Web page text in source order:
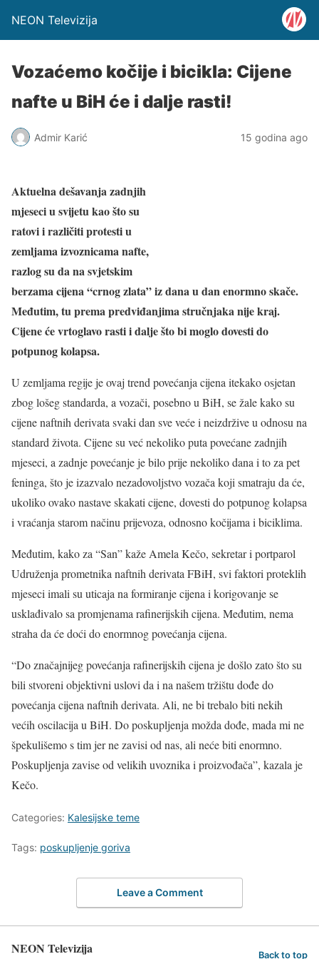
NEON Televizija
Vozaćemo kočije i bicikla: Cijene
nafte u BiH će i dalje rasti!
Admir Karić 15 godina ago
Aktuelna dešavanja zadnjih
mjeseci u svijetu kao što su
ratovi i različiti protesti u
zemljama izvoznicama nafte,
razlog su da na svjetskim
berzama cijena “crnog zlata” iz dana u dan enormno skače.
Međutim, tu prema predviđanjima stručnjaka nije kraj.
Cijene će vrtoglavo rasti i dalje što bi moglo dovesti do
potpunog kolapsa.
U zemljama regije je ovaj trend povećanja cijena itekako osjetan
zbog lošeg standarda, a vozači, posebno u BiH, se žale kako su
cijene naftnih derivata svaki dan sve veće i neizdržive u odnosu na
standard života. Cijene su već nekoliko puta povećane zadnjih
mjeseci, a zadnje povećanje je bilo prije nekoliko dana i to za pet
feninga, što je izazvalo nezadovoljstvo vozača koji smatraju da će,
ukoliko ovako nastave skakati cijene, dovesti do potpunog kolapsa
i vraćanja starom načinu prijevoza, odnosno kočijama i biciklima.
Međutim, kako za “San” kaže Amela Kečo, sekretar i portparol
Udruženja prometnika naftnih derivata FBiH, svi faktori proteklih
mjeseci imali su uticaja na formiranje cijena i korigovanje se
usklađivalo sa promjenama rafinerijskih cijena. Međutim, nema
straha da će doći do enormnog povećanja cijena.
“Do značajnijeg povećanja rafinerijskih cijena je došlo zato što su
bili stvoreni objektivni uslovi da i na našem tržištu dođe do
povećanja cijena naftnih derivata. Ali, ne bi trebalo biti nekih
većih oscilacija u BiH. Do poskupljenja možda dođe, mada mi ne
špekulišemo s tim jer ne zavisi od nas, ali neće biti enormno.
Poskupljenja zavise od velikih uvoznika i proizvođača”, kazala je
Kečo.
Categories: Kalesijske teme
Tags: poskupljenje goriva
Leave a Comment
NEON Televizija Back to top